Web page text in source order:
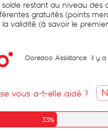
solde restant au niveau des
gratuités (points
validité (à savoir le
Ooredoo Assistance il y a
vous a-t-elle aidé ?
33%